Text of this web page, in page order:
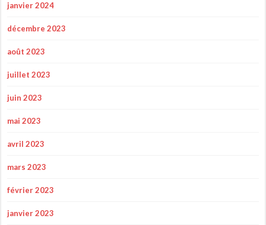
janvier 2024
décembre 2023
août 2023
juillet 2023
juin 2023
mai 2023
avril 2023
mars 2023
février 2023
janvier 2023